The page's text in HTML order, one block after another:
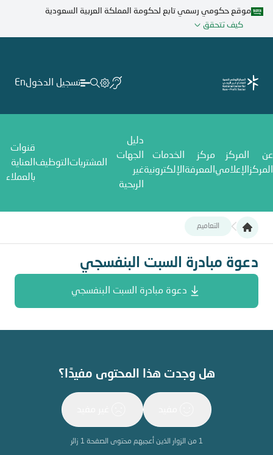
تجاوز
المحتوى
موقع حكومي رسمي تابع لحكومة المملكة العربية السعودية
كيف تتحقق
تسجيل الدخولEn
عن
المركز
المركز
الإعلامي
مركز
المعرفة
الخدمات
الإلكترونية
دليل
الجهات
غير
الربحية
المشتريات التوظيف
قنوات
العناية
بالعملاء
التعاميم
دعوة مبادرة السبت البنفسجي
دعوة مبادرة السبت البنفسجي
دعوة مبادرة السبت البنفسجي
هل وجدت هذا المحتوى مفيدًا؟
1 من الزوار الذين أعجبهم محتوى الصفحة1 زائر